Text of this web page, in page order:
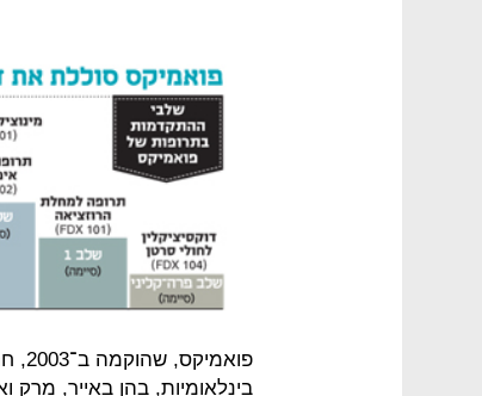
בינלאומיות, בהן באייר, מרק